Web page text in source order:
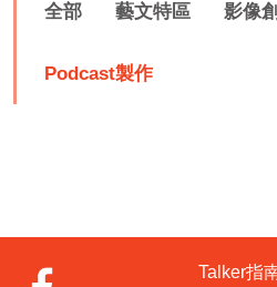
全部 藝文特區 影像
Podcast製作
Talker指